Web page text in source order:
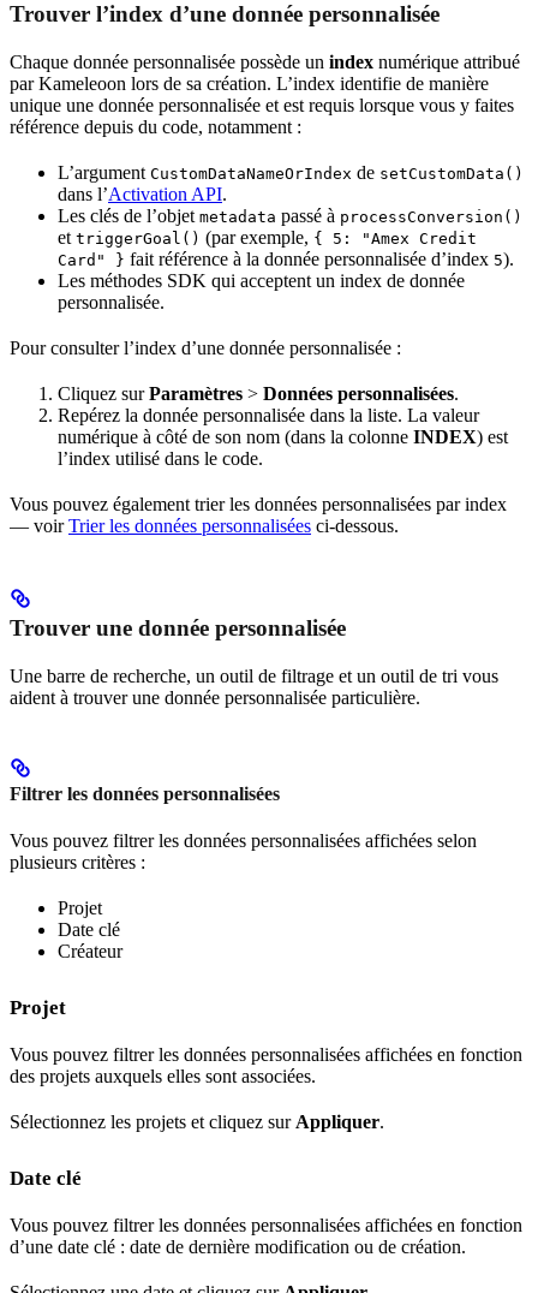
Trouver l’index d’une donnée personnalisée
Chaque donnée personnalisée possède un index numérique attribué
par Kameleoon lors de sa création. L’index identifie de manière
unique une donnée personnalisée et est requis lorsque vous y faites
référence depuis du code, notamment :
L’argument CustomDataNameOrIndex de setCustomData()
dans l’Activation API.
Les clés de l’objet metadata passé à processConversion()
et triggerGoal() (par exemple, { 5: "Amex Credit
Card" } fait référence à la donnée personnalisée d’index 5).
Les méthodes SDK qui acceptent un index de donnée
personnalisée.
Pour consulter l’index d’une donnée personnalisée :
Cliquez surParamètres > Données personnalisées.
Repérez la donnée personnalisée dans la liste. La valeur
numérique à côté de son nom (dans la colonne INDEX) est
l’index utilisé dans le code.
Vous pouvez également trier les données personnalisées par index
— voirTrier les données personnalisées ci-dessous.
Trouver une donnée personnalisée
Une barre de recherche, un outil de filtrage et un outil de tri vous
aident à trouver une donnée personnalisée particulière.
Filtrer les données personnalisées
Vous pouvez filtrer les données personnalisées affichées selon
plusieurs critères :
Projet
Date clé
Créateur
Projet
Vous pouvez filtrer les données personnalisées affichées en fonction
des projets auxquels elles sont associées.
Sélectionnez les projets et cliquez sur Appliquer.
Date clé
Vous pouvez filtrer les données personnalisées affichées en fonction
d’une date clé : date de dernière modification ou de création.